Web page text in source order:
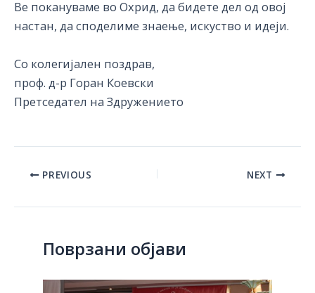
Ве покануваме во Охрид, да бидете дел од овој
настан, да споделиме знаење, искуство и идеји.
Со колегијален поздрав,
проф. д-р Горан Коевски
Претседател на Здружението
PostPREVIOUS NEXT
Поврзани објави